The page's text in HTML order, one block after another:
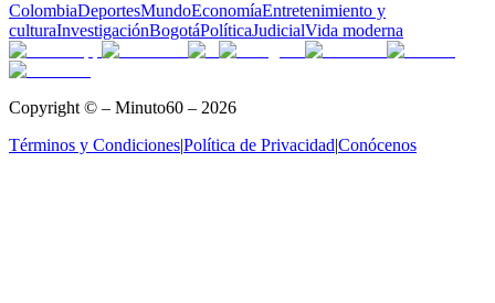
ColombiaDeportesMundoEconomíaEntretenimiento y
culturaInvestigaciónBogotáPolíticaJudicialVida moderna
Copyright © – Minuto60 – 2026
Términos y Condiciones|Política de Privacidad|Conócenos